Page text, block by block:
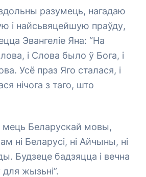
разумець, нагадаю
і найсьвяцейшую праўду,
Эвангеліе Яна: “На
і Слова было ў Бога, і
Усё праз Яго сталася, і
нічога з таго, што
мець Беларускай мовы,
ні Беларусі, ні Айчыны, ні
Будзеце бадзяцца і вечна
жызьні”.